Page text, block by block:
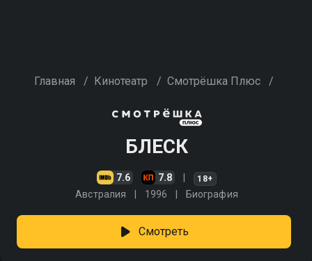
Главная / Кинотеатр / Смотрёшка Плюс /
БЛЕСК
7.6 7.8 18+
Австралия 1996 Биография
Смотреть